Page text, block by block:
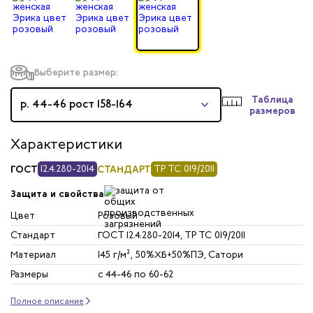
Выберите размер:
р. 44-46 рост 158-164
Таблица
размеров
Характеристики
ГОСТ 12.4.280-2014 СТАНДАРТ ТР ТС 019/2011
Защита и свойства
Цвет
Розовый
Стандарт
ГОСТ 12.4.280-2014, ТР ТС 019/2011
Материал
145 г/м², 50%ХБ+50%ПЭ, Сатори
Размеры
с 44-46 по 60-62
Полное описание